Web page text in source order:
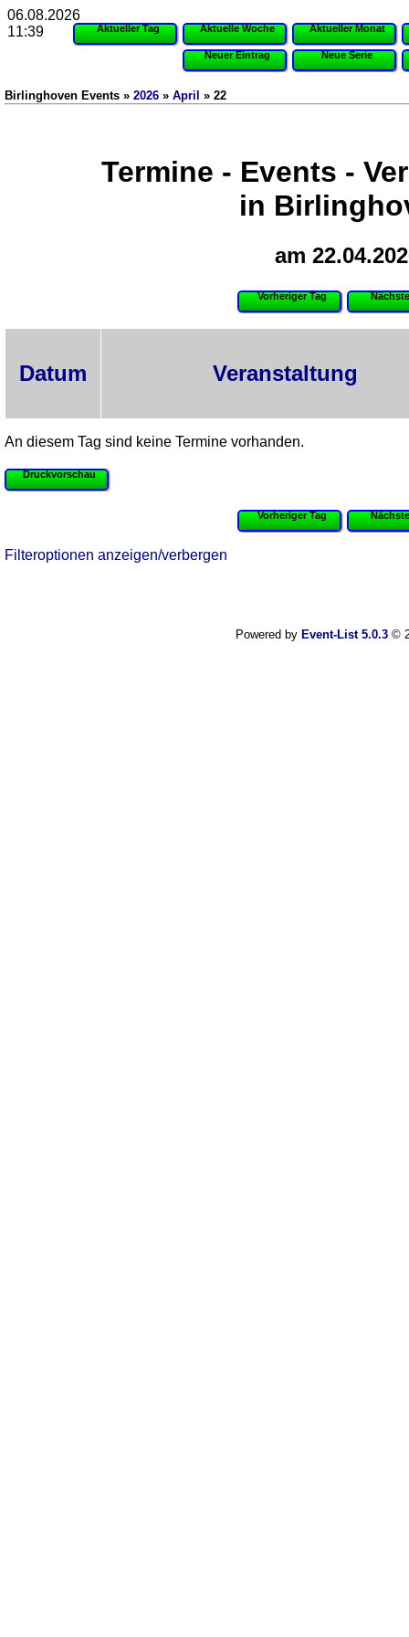
Aktueller Tag Aktuelle Woche Aktueller Monat
Neuer Eintrag Neue Serie
Birlinghoven Events » 2026 » April » 22
Termine - Events -
in
am
Vorheriger Tag
Datum Veranstaltung
An diesem Tag sind keine Termine vorhanden.
Druckvorschau
Vorheriger Tag
Filteroptionen anzeigen/verbergen
Powered by Event-List 5.0.3©
06.08.2026
11:39